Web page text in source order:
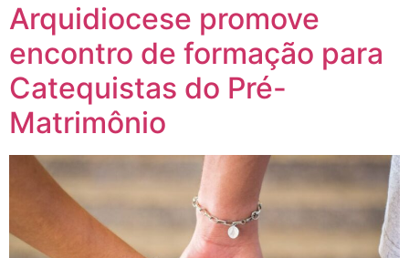
Arquidiocese promove
encontro de formação para
Catequistas do Pré-
Matrimônio